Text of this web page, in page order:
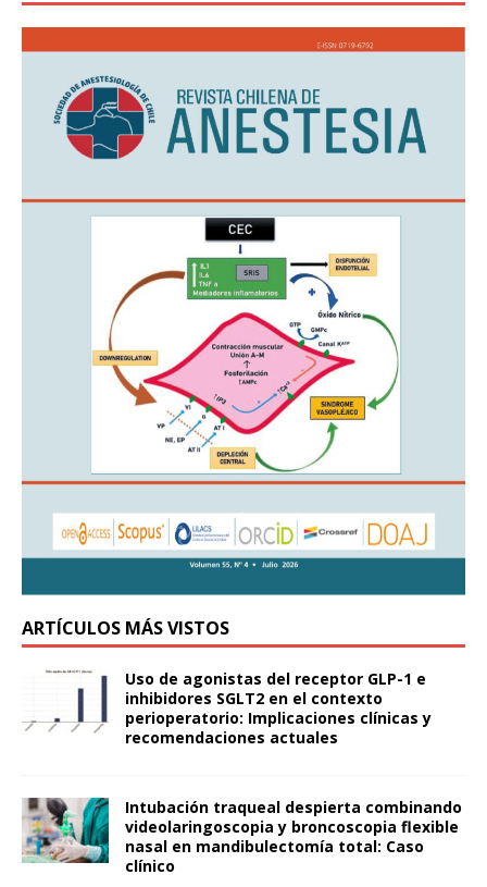
ARTÍCULOS MÁS VISTOS
Uso de agonistas del receptor GLP-1 e
inhibidores SGLT2 en el contexto
perioperatorio: Implicaciones clínicas y
recomendaciones actuales
Intubación traqueal despierta combinando
videolaringoscopia y broncoscopia flexible
nasal en mandibulectomía total: Caso
clínico